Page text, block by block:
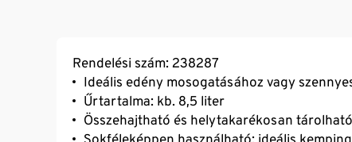
Rendelési szám: 238287
Ideális edény mosogatásához vagy
Űrtartalma: kb. 8,5 liter
Összehajtható és helytakarékosan tárolható
Sokféleképpen használható: ideális